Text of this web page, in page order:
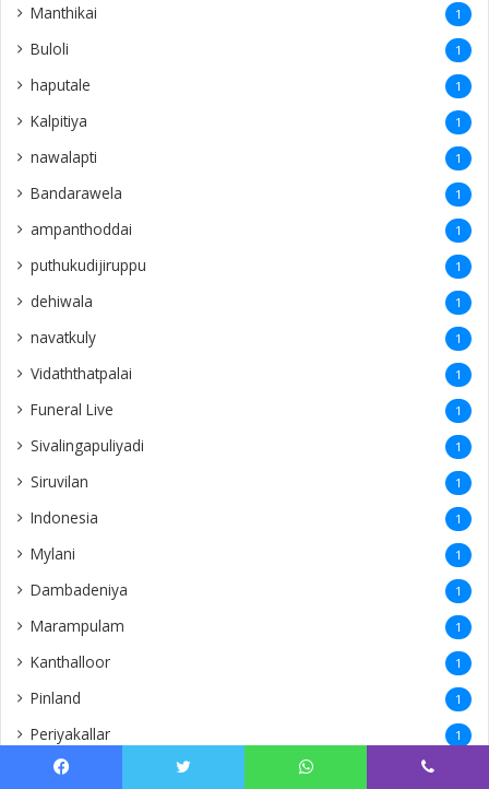
Manthikai 1
Buloli 1
haputale 1
Kalpitiya 1
nawalapti 1
Bandarawela 1
ampanthoddai 1
puthukudijiruppu 1
dehiwala 1
navatkuly 1
Vidaththatpalai 1
Funeral Live 1
Sivalingapuliyadi 1
Siruvilan 1
Indonesia 1
Mylani 1
Dambadeniya 1
Marampulam 1
Kanthalloor 1
Pinland 1
Periyakallar 1
Maskeliya